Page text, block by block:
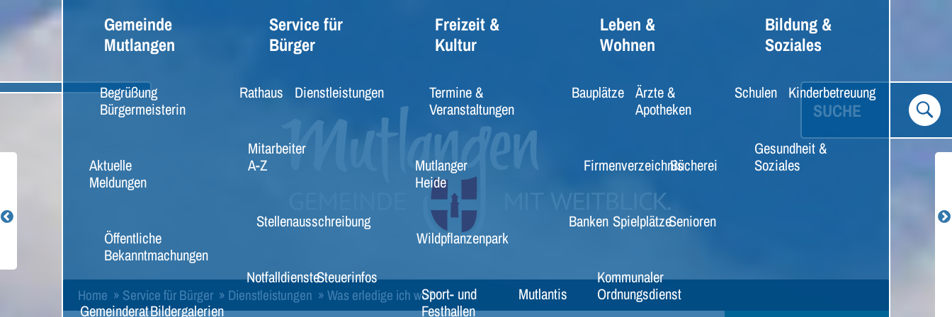
SUCHE
Gemeinde
Mutlangen
Begrüßung
Bürgermeisterin
Aktuelle
Meldungen
Öffentliche
Bekanntmachungen
GemeinderatBildergalerien
Service für
Bürger
Rathaus Dienstleistungen
Mitarbeiter
A-Z
Stellenausschreibung
NotfalldiensteSteuerinfos
Freizeit &
Kultur
Termine &
Veranstaltungen
Mutlanger
Heide
Wildpflanzenpark
Sport- und
Festhallen
Mutlantis
Leben &
Wohnen
Bauplätze Ärzte &
Apotheken
FirmenverzeichnisBücherei
Banken SpielplätzeSenioren
Kommunaler
Ordnungsdienst
Bildung &
Soziales
Schulen Kinderbetreuung
Gesundheit &
Soziales
Home » Service für Bürger » Dienstleistungen »Was erledige ich wo?